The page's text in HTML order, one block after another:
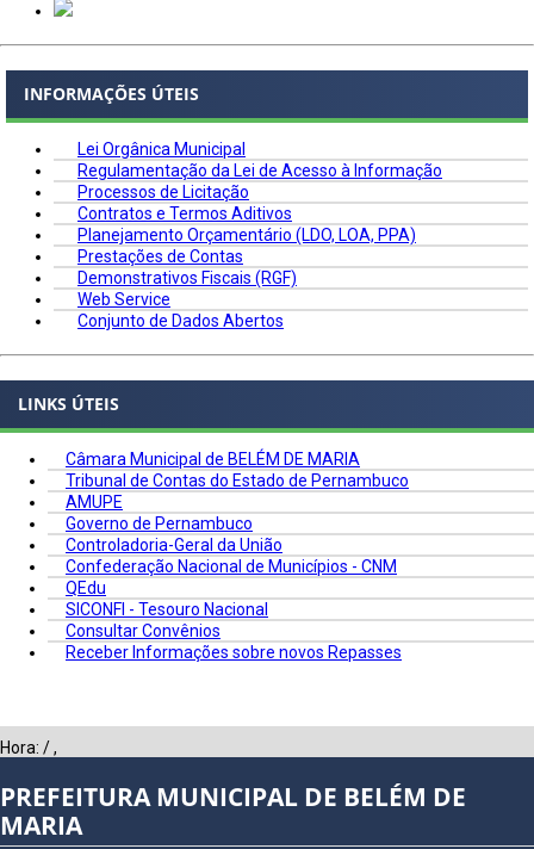
INFORMAÇÕES ÚTEIS
Lei Orgânica Municipal
Regulamentação da Lei de Acesso à Informação
Processos de Licitação
Contratos e Termos Aditivos
Planejamento Orçamentário (LDO, LOA, PPA)
Prestações de Contas
Demonstrativos Fiscais (RGF)
Web Service
Conjunto de Dados Abertos
LINKS ÚTEIS
Câmara Municipal de BELÉM DE MARIA
Tribunal de Contas do Estado de Pernambuco
AMUPE
Governo de Pernambuco
Controladoria-Geral da União
Confederação Nacional de Municípios - CNM
QEdu
SICONFI - Tesouro Nacional
Consultar Convênios
Receber Informações sobre novos Repasses
Hora: /,
PREFEITURA MUNICIPAL DE BELÉM DE
MARIA